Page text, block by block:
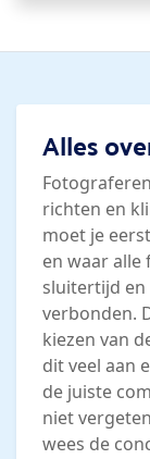
Alles
richten en
moet je
en waar alle
sluitertijd en
verbonden.
kiezen van
dit veel aan
de juiste
niet
wees de